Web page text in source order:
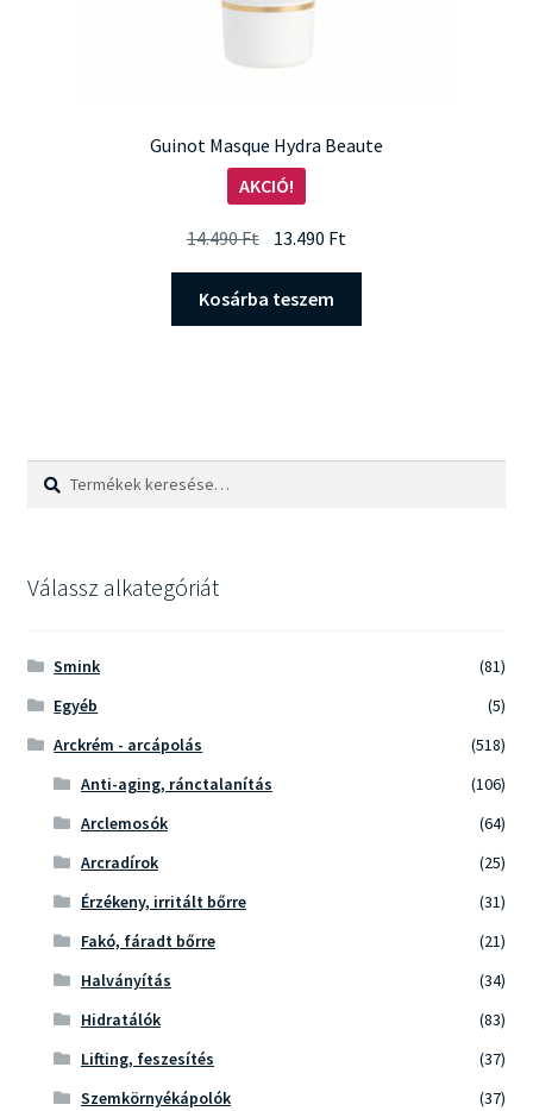
Guinot Masque Hydra Beaute
AKCIÓ!
14.490Ft Original
price
was:
14.490 Ft.
13.490 Ft
price
13.490 Ft.
Kosárba teszem
Keresés
Keresés
Válassz alkategóriát
Smink
(81)
Egyéb
(5)
Arckrém - arcápolás
(518)
Anti-aging, ránctalanítás
(106)
Arclemosók
(64)
Arcradírok
(25)
Érzékeny, irritált bőrre
(31)
Fakó, fáradt bőrre
(21)
Halványítás
(34)
Hidratálók
(83)
Lifting, feszesítés
(37)
Szemkörnyékápolók
(37)